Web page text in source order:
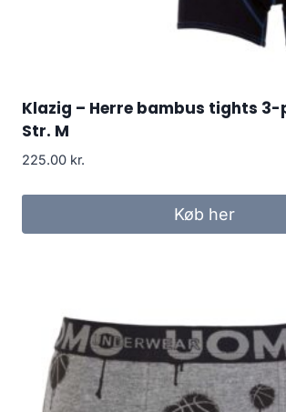
Klazig – Herre bambus tights 3-
Str. M
225.00 kr.
Køb her